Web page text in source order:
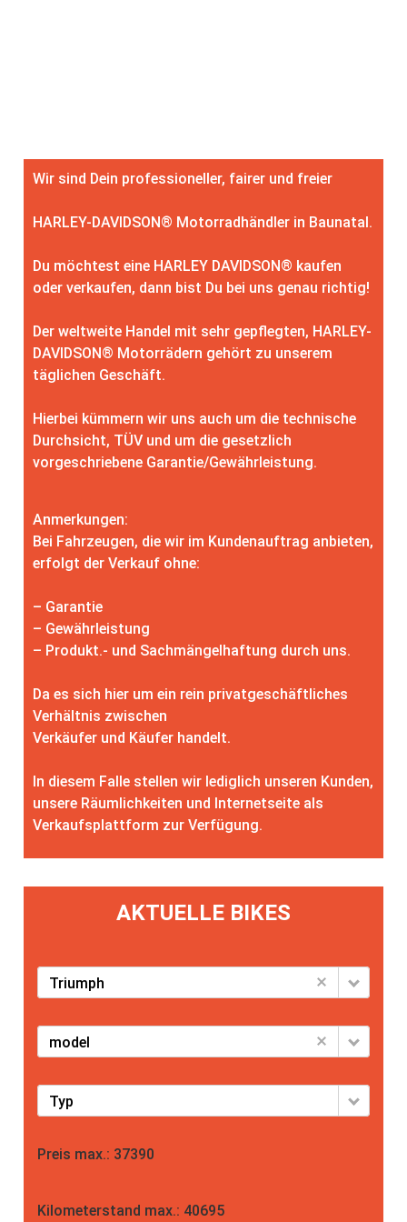
Wir sind Dein professioneller, fairer und freier
HARLEY-DAVIDSON® Motorradhändler in Baunatal.
Du möchtest eine HARLEY DAVIDSON® kaufen
oder verkaufen, dann bist Du bei uns genau richtig!
Der weltweite Handel mit sehr gepflegten, HARLEY-
DAVIDSON® Motorrädern gehört zu unserem
täglichen Geschäft.
Hierbei kümmern wir uns auch um die technische
Durchsicht, TÜV und um die gesetzlich
vorgeschriebene Garantie/Gewährleistung.
Anmerkungen:
Bei Fahrzeugen, die wir im Kundenauftrag anbieten,
erfolgt der Verkauf ohne:
– Garantie
– Gewährleistung
– Produkt.- und Sachmängelhaftung durch uns.
Da es sich hier um ein rein privatgeschäftliches
Verhältnis zwischen
Verkäufer und Käufer handelt.
In diesem Falle stellen wir lediglich unseren Kunden,
unsere Räumlichkeiten und Internetseite als
Verkaufsplattform zur Verfügung.
AKTUELLE BIKES
Triumph
model
Typ
Preis max.: 37390
Kilometerstand max.: 40695